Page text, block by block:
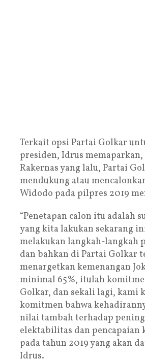
Terkait opsi Partai Golkar
presiden, Idrus memaparkan,
Rakernas yang lalu, Partai
mendukung atau
Widodo pada pilpres 2019
“Penetapan calon itu adalah
yang kita lakukan sekarang
melakukan langkah-langkah
dan bahkan di Partai Golkar
menargetkan kemenangan
minimal 65%, itulah
Golkar, dan sekali lagi, kami
komitmen bahwa
nilai tambah terhadap
elektabilitas dan pencapaian
pada tahun 2019 yang akan
Idrus.